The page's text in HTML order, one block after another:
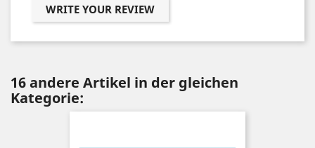
WRITE YOUR REVIEW
16 andere Artikel in der gleichen
Kategorie: